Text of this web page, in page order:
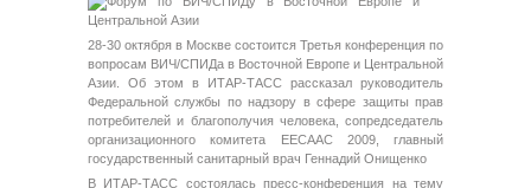
28-30 октября в Москве состоится Третья конференция по
вопросам ВИЧ/СПИДа в Восточной Европе и Центральной
Азии. Об этом в ИТАР-ТАСС рассказал руководитель
Федеральной службы по надзору в сфере защиты прав
потребителей и благополучия человека, сопредседатель
организационного комитета ЕЕСААС 2009, главный
государственный санитарный врач Геннадий Онищенко
В ИТАР-ТАСС состоялась пресс-конференция на тему